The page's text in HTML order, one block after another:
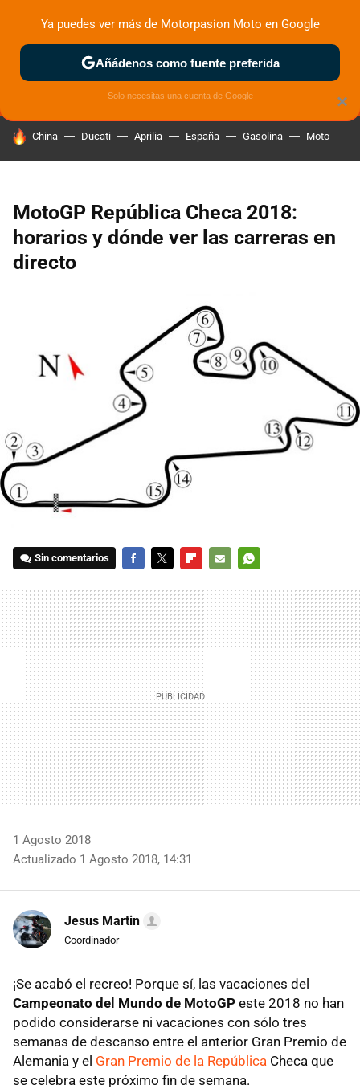
MENÚ NUEVO
ZONA DE PRUEBAS DEPORTIVAS MOTOS ELÉCTRICAS
HOY SE HABLA DE
China Ducati Aprilia España Gasolina Moto
MotoGP República Checa 2018:
horarios y dónde ver las carreras en
directo
Sin comentarios
MAIL
1 Agosto 2018
Actualizado 1 Agosto 2018, 14:31
Jesus Martin
Coordinador
¡Se acabó el recreo! Porque sí, las vacaciones del
Campeonato del Mundo de MotoGP este 2018 no han
podido considerarse ni vacaciones con sólo tres
semanas de descanso entre el anterior Gran Premio de
Alemania y el Gran Premio de la República Checa que
se celebra este próximo fin de semana.
×
Ya puedes ver más de Motorpasion Moto en Google
Añádenos como fuente preferida
Solo necesitas una cuenta de Google